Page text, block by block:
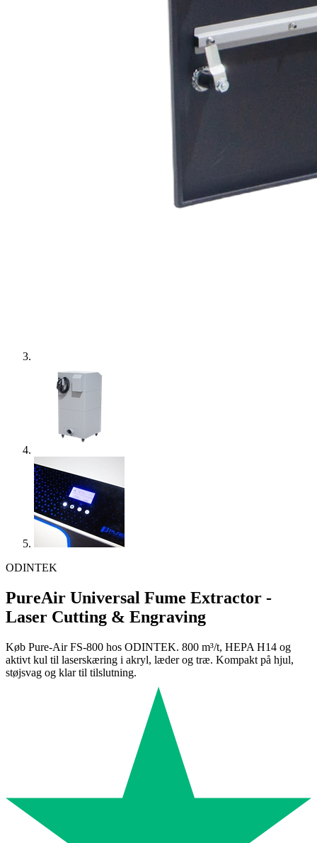
ODINTEK
PureAir Universal Fume Extractor -
Laser Cutting & Engraving
Køb Pure-Air FS-800 hos ODINTEK. 800 m³/t, HEPA H14 og
aktivt kul til laserskæring i akryl, læder og træ. Kompakt på hjul,
støjsvag og klar til tilslutning.